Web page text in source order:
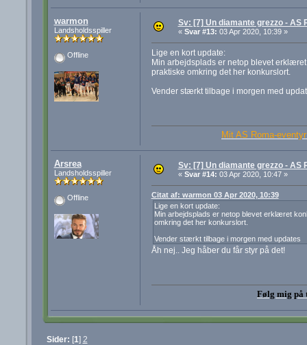
warmon
Landsholdsspiller
Offline
Sv: [7] Un diamante grezzo - AS
« Svar #13: 03 Apr 2020, 10:39 »
Lige en kort update:
Min arbejdsplads er netop blevet
praktiske omkring det her konkurslort.
Vender stærkt tilbage i morgen med
Mit AS Roma-
Arsrea
Landsholdsspiller
Offline
Sv: [7] Un diamante grezzo - AS
« Svar #14: 03 Apr 2020, 10:47 »
Citat af: warmon 03 Apr 2020, 10:39
Lige en kort update:
Min arbejdsplads er netop blevet erklæret
omkring det her konkurslort.
Vender stærkt tilbage i morgen med updates
Åh nej.. Jeg håber du får styr på det!
Følg mig på
Sider: [1] 2